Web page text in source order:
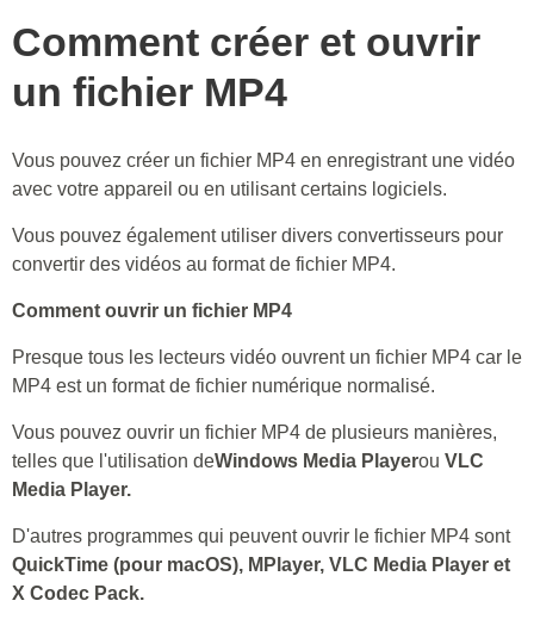
Comment créer et ouvrir
un fichier MP4
Vous pouvez créer un fichier MP4 en enregistrant une vidéo
avec votre appareil ou en utilisant certains logiciels.
Vous pouvez également utiliser divers convertisseurs pour
convertir des vidéos au format de fichier MP4.
Comment ouvrir un fichier MP4
Presque tous les lecteurs vidéo ouvrent un fichier MP4 car le
MP4 est un format de fichier numérique normalisé.
Vous pouvez ouvrir un fichier MP4 de plusieurs manières,
telles que l'utilisation deWindows Media Playerou VLC
Media Player.
D'autres programmes qui peuvent ouvrir le fichier MP4 sont
QuickTime (pour macOS), MPlayer, VLC Media Player et
X Codec Pack.